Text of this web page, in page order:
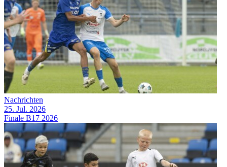
Nachrichten
25. Jul. 2026
Finale B17 2026